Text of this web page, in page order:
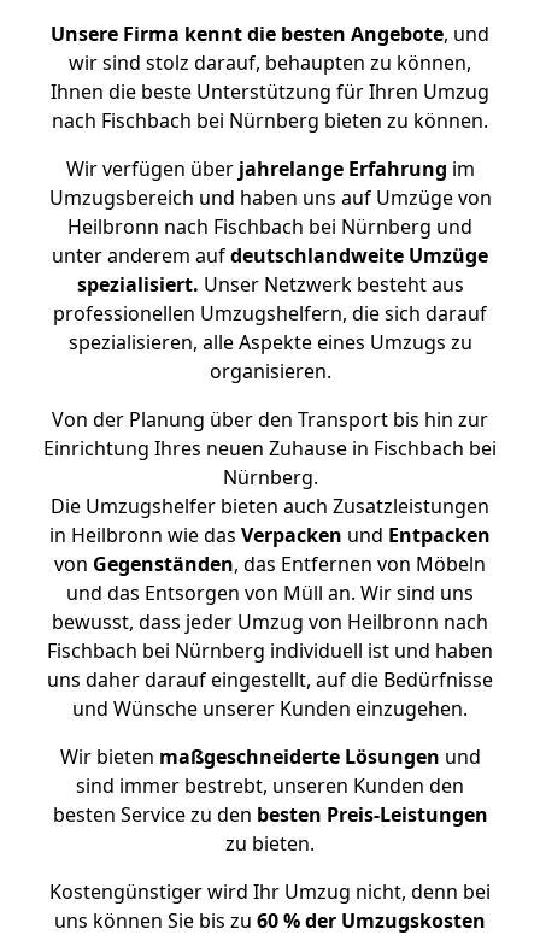
Unsere Firma kennt die besten Angebote, und
wir sind stolz darauf, behaupten zu können,
Ihnen die beste Unterstützung für Ihren Umzug
nach Fischbach bei Nürnberg bieten zu können.
Wir verfügen überjahrelange Erfahrung im
Umzugsbereich und haben uns auf Umzüge von
Heilbronn nach Fischbach bei Nürnberg und
unter anderem aufdeutschlandweite Umzüge
spezialisiert. Unser Netzwerk besteht aus
professionellen Umzugshelfern, die sich darauf
spezialisieren, alle Aspekte eines Umzugs zu
organisieren.
Von der Planung über den Transport bis hin zur
Einrichtung Ihres neuen Zuhause in Fischbach bei
Nürnberg.
Die Umzugshelfer bieten auch Zusatzleistungen
in Heilbronn wie das Verpacken und Entpacken
von Gegenständen, das Entfernen von Möbeln
und das Entsorgen von Müll an. Wir sind uns
bewusst, dass jeder Umzug von Heilbronn nach
Fischbach bei Nürnberg individuell ist und haben
uns daher darauf eingestellt, auf die Bedürfnisse
und Wünsche unserer Kunden einzugehen.
Wir bieten maßgeschneiderte Lösungen und
sind immer bestrebt, unseren Kunden den
besten Service zu den besten Preis-Leistungen
zu bieten.
Kostengünstiger wird Ihr Umzug nicht, denn bei
uns können Sie bis zu 60 % der Umzugskosten